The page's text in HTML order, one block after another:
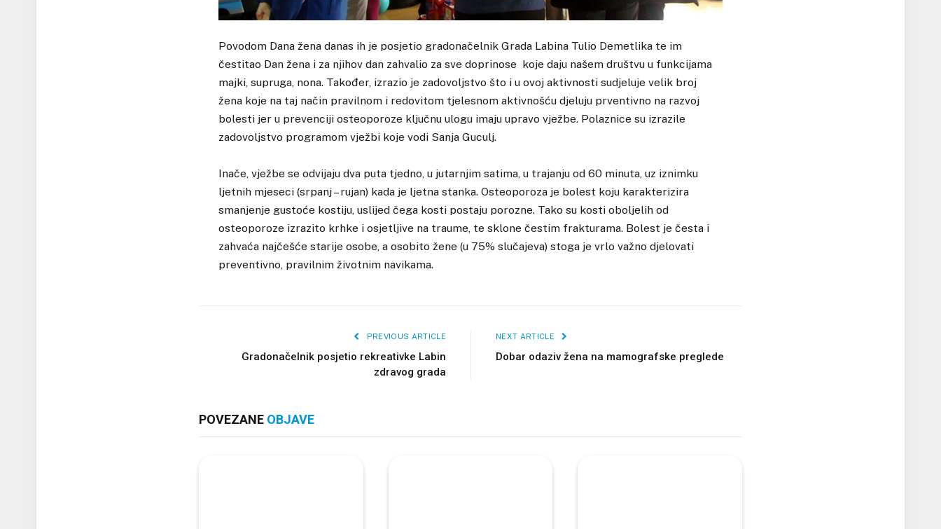
Povodom Dana žena danas ih je posjetio gradonačelnik Grada Labina Tulio Demetlika te im
čestitao Dan žena i za njihov dan zahvalio za sve doprinose koje daju našem društvu u funkcijama
majki, supruga, nona. Također, izrazio je zadovoljstvo što i u ovoj aktivnosti sudjeluje velik broj
žena koje na taj način pravilnom i redovitom tjelesnom aktivnošću djeluju prventivno na razvoj
bolesti jer u prevenciji osteoporoze ključnu ulogu imaju upravo vježbe. Polaznice su izrazile
zadovoljstvo programom vježbi koje vodi Sanja Guculj.
Inače, vježbe se odvijaju dva puta tjedno, u jutarnjim satima, u trajanju od 60 minuta, uz iznimku
ljetnih mjeseci (srpanj – rujan) kada je ljetna stanka. Osteoporoza je bolest koju karakterizira
smanjenje gustoće kostiju, uslijed čega kosti postaju porozne. Tako su kosti oboljelih od
osteoporoze izrazito krhke i osjetljive na traume, te sklone čestim frakturama. Bolest je česta i
zahvaća najčešće starije osobe, a osobito žene (u 75% slučajeva) stoga je vrlo važno djelovati
preventivno, pravilnim životnim navikama.
PREVIOUS ARTICLE
Gradonačelnik posjetio rekreativke Labin
zdravog grada
NEXT ARTICLE
Dobar odaziv žena na mamografske preglede
POVEZANE OBJAVE